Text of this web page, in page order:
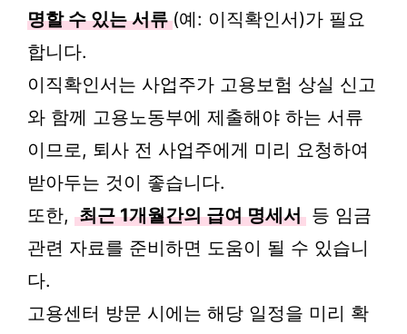
명할 수 있는 서류 (예: 이직확인서)가 필요
합니다.
이직확인서는 사업주가 고용보험 상실 신고
와 함께 고용노동부에 제출해야 하는 서류
이므로, 퇴사 전 사업주에게 미리 요청하여
받아두는 것이 좋습니다.
또한, 최근 1개월간의 급여 명세서 등 임금
관련 자료를 준비하면 도움이 될 수 있습니
다.
고용센터 방문 시에는 해당 일정을 미리 확